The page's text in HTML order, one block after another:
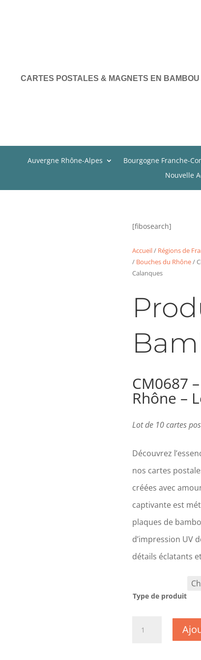
CARTES POSTALES & MAGNETS EN BAMBOU
Auvergne Rhône-Alpes Bourgogne Franche-
Nouvelle
[fibosearch]
Accueil/ Régions de
/ Bouches du Rhône/
Calanques
CM0687
Rhône –
Lot de 10 cartes
Découvrez
nos cartes
créées avec
captivante est
plaques de
d’impression UV
détails éclatants
Type de produit